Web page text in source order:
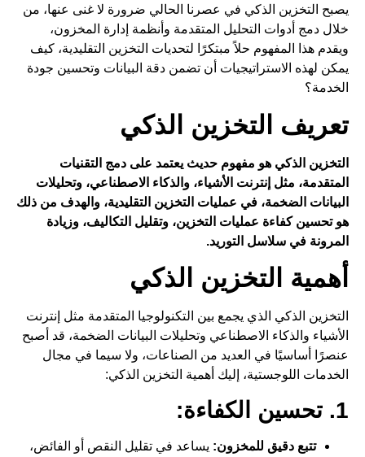
يصبحالتخزين الذكيفي عصرنا الحالي ضرورة لا غنى عنها، من
خلال دمج أدوات التحليل المتقدمة وأنظمة إدارة المخزون،
ويقدم هذا المفهوم حلاً مبتكرًا لتحديات التخزين التقليدية، كيف
يمكن لهذه الاستراتيجيات أن تضمن دقة البيانات وتحسين جودة
الخدمة؟
تعريف التخزين الذكي
التخزين الذكي هو مفهوم حديث يعتمد على دمج التقنيات
المتقدمة، مثل إنترنت الأشياء، والذكاء الاصطناعي، وتحليلات
البيانات الضخمة، في عمليات التخزين التقليدية، والهدف من ذلك
هو تحسين كفاءة عمليات التخزين، وتقليل التكاليف، وزيادة
المرونة في سلاسل التوريد.
أهمية التخزين الذكي
التخزين الذكي الذي يجمع بين التكنولوجيا المتقدمة مثل إنترنت
الأشياء والذكاء الاصطناعي وتحليلات البيانات الضخمة، قد أصبح
عنصرًا أساسيًا في العديد من الصناعات، ولا سيما في مجال
الخدمات اللوجستية، إليك أهميةالتخزين الذكي:
تتبع دقيق للمخزون:يساعد في تقليل النقص أو الفائض،